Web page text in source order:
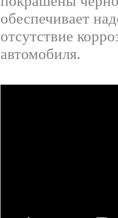
обеспечивает
отсутствие
автомобиля.